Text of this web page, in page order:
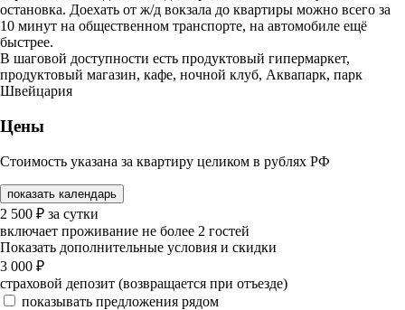
остановка. Доехать от ж/д вокзала до квартиры можно всего за
10 минут на общественном транспорте, на автомобиле ещё
быстрее.
В шаговой доступности есть продуктовый гипермаркет,
продуктовый магазин, кафе, ночной клуб, Аквапарк, парк
Швейцария
Цены
Стоимость указана за квартиру целиком в рублях РФ
показать календарь
2 500 ₽ за сутки
включает проживание не более 2 гостей
Показать дополнительные условия и скидки
3 000 ₽
страховой депозит (возвращается при отъезде)
показывать предложения рядом